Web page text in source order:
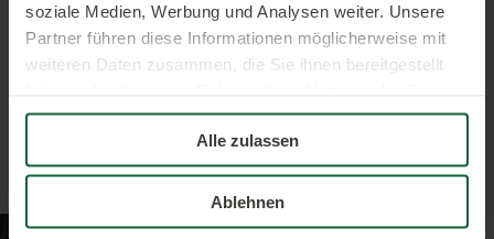
soziale Medien, Werbung und Analysen weiter. Unsere
Partner führen diese Informationen möglicherweise mit
weiteren Daten zusammen, die Sie ihnen bereitgestellt
gesammelt haben.
Alle zulassen
Ablehnen
We zijn voortdurend op zoek naar nieuwe producten en
productieprocessen en maken gebruik van moderne
kwaliteit te kunnen bieden.